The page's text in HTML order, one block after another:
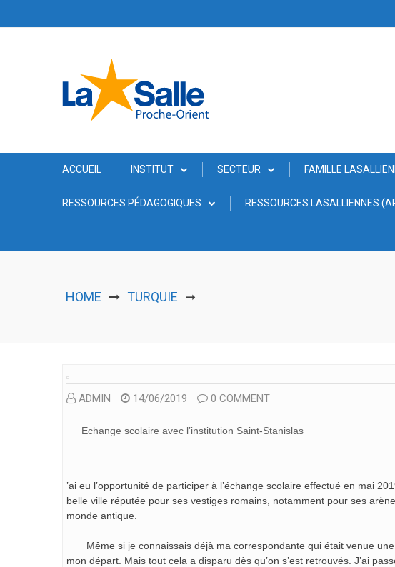
ACCUEIL INSTITUT SECTEUR FAMILLE
RESSOURCES PÉDAGOGIQUES RESSOURCES LASALLIENNES
HOME TURQUIE ➞
ADMIN 14/06/2019 0 COMMENT
Echange scolaire avec l’institution Saint-Stanislas
’ai eu l’opportunité de participer à l’échange scolaire effectué en mai
belle ville réputée pour ses vestiges romains, notamment pour ses
monde antique.
Même si je connaissais déjà ma correspondante qui était venue une
mon départ. Mais tout cela a disparu dès qu’on s’est retrouvés. J’ai